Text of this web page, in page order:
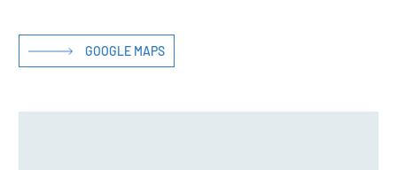
GOOGLE MAPS